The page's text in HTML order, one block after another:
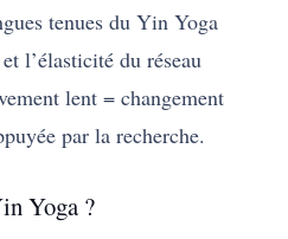
tenues du Yin Yoga
l’élasticité du réseau
lent = changement
par la recherche.
Yoga ?